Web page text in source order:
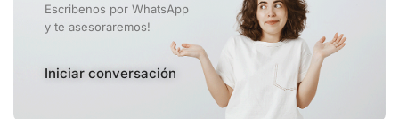
Escribenos por WhatsApp
y te asesoraremos!
Iniciar conversación